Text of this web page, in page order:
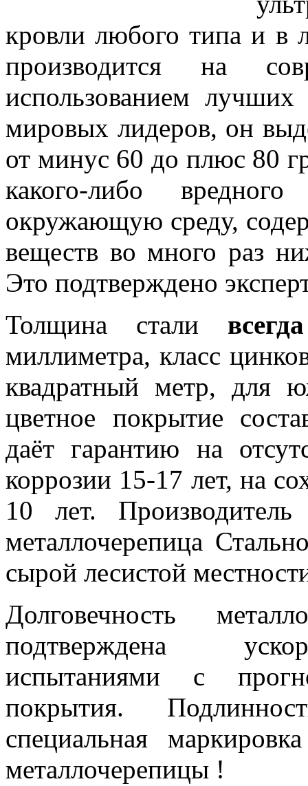
кровли любого типа и в
производится на
использованием лучших
мировых лидеров, он
от минус 60 до плюс 80
какого-либо
окружающую среду,
веществ во много раз
Это подтверждено
Толщина стали всегда
миллиметра, класс
квадратный метр, для
цветное покрытие
даёт гарантию на
коррозии 15-17 лет, на
10 лет. Производитель
металлочерепица
сырой лесистой
Долговечность
подтверждена
испытаниями с
покрытия.
специальная
металлочерепицы !